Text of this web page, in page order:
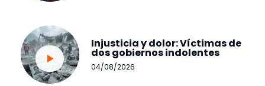
Injusticia y dolor: Víctimas de
dos gobiernos indolentes
04/08/2026